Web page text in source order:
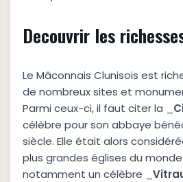
Decouvrir les
Le Mâconnais Clunisois est
de nombreux sites et
Parmi ceux-ci, il faut citer la _
célèbre pour son abbaye
siècle. Elle était alors
plus grandes églises du
notamment un célèbre _